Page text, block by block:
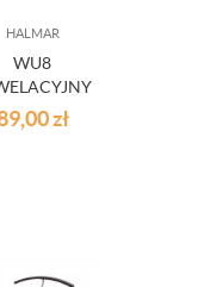
HALMAR
WU8
CZARNY
zł